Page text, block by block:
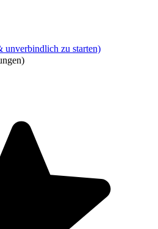
unverbindlich zu starten)